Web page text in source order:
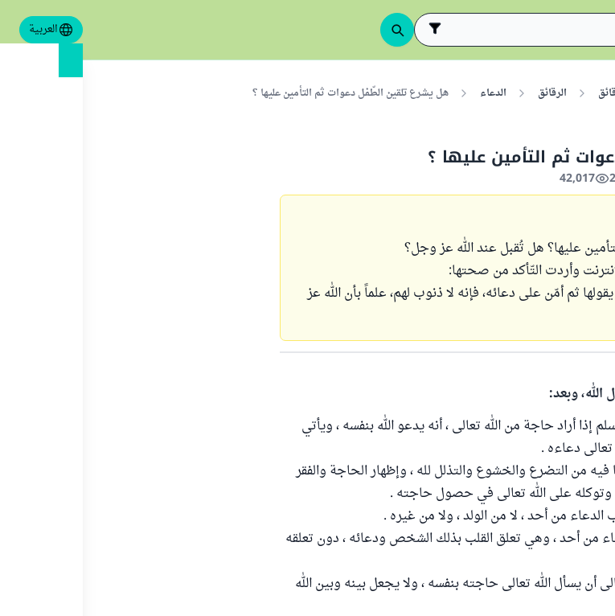
العربية
الرقائق الدعاء هل يشرع تلقين الطّفل دعوات ثم التأمين عليها ؟
ثم التأمين عليها ؟
42,017
عليها؟ هل تُقبل عند الله عز وجل؟
وأردت التّأكد من صحتها:
ثم أمّن على دعائه، فإنه لا ذنوب لهم، علماً بأن الله عز
وبعد:
إذا أراد حاجة من الله تعالى ، أنه يدعو الله بنفسه ، ويأتي
دعاءه .
من التضرع والخشوع والتذلل لله ، وإظهار الحاجة والفقر
وتوكله على الله تعالى في حصول حاجته .
من أحد ، لا من الولد ، ولا من غيره .
من أحد ، وهي تعلق القلب بذلك الشخص ودعائه ، دون تعلقه
أن يسأل الله تعالى حاجته بنفسه ، ولا يجعل بينه وبين الله